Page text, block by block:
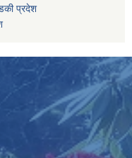
प्रदेश